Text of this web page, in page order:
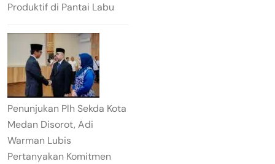
Produktif di Pantai Labu
Penunjukan Plh Sekda Kota
Medan Disorot, Adi
Warman Lubis
Pertanyakan Komitmen